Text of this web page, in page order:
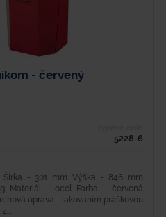
- červený
5228-6
- 301 mm Výška - 846 mm
Materiál - oceľ Farba - červená
úprava - lakovaním práškovou